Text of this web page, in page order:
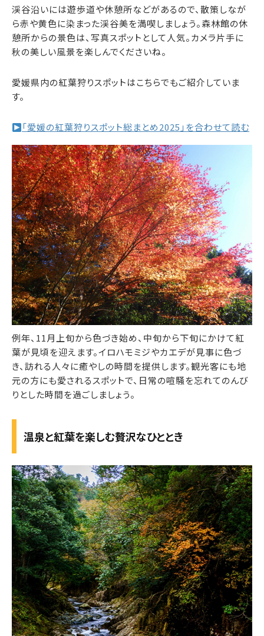
渓谷沿いには遊歩道や休憩所などがあるので、散策しなが
ら赤や黄色に染まった渓谷美を満喫しましょう。森林館の休
憩所からの景色は、写真スポットとして人気。カメラ片手に
秋の美しい風景を楽しんでくださいね。
愛媛県内の紅葉狩りスポットはこちらでもご紹介していま
す。
「愛媛の紅葉狩りスポット総まとめ2025」を合わせて読む
例年、11月上旬から色づき始め、中旬から下旬にかけて紅
葉が見頃を迎えます。イロハモミジやカエデが見事に色づ
き、訪れる人々に癒やしの時間を提供します。観光客にも地
元の方にも愛されるスポットで、日常の喧騒を忘れてのんび
りとした時間を過ごしましょう。
温泉と紅葉を楽しむ贅沢なひととき